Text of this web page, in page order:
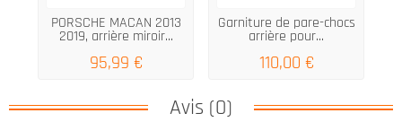
PORSCHE MACAN 2013
2019, arrière miroir...
95,99 €
Garniture de pare-chocs
arrière pour...
110,00 €
Avis (0)